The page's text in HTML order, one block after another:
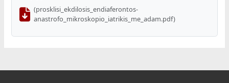
(prosklisi_ekdilosis_endiaferontos-
anastrofo_mikroskopio_iatrikis_me_adam.pdf)